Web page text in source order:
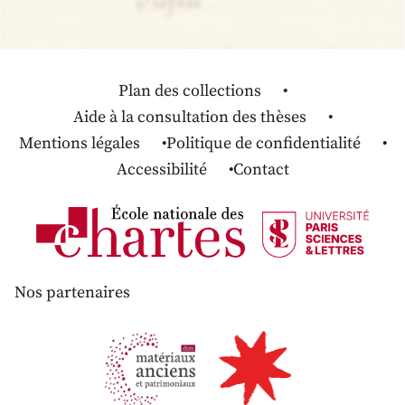
Plan des collections
Aide à la consultation des thèses
Mentions légales
Politique de confidentialité
Accessibilité
Contact
Nos partenaires